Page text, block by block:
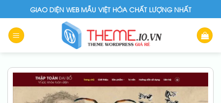
to
content
GIAO DIỆN WEB MẪU VIỆT HÓA CHẤT LƯỢNG NHẤT